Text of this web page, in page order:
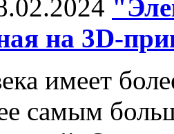
на 3D-
имеет
самым